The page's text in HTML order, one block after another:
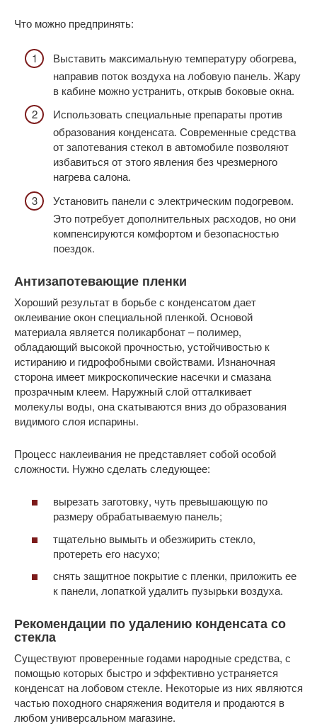
Что можно предпринять:
Выставить максимальную температуру обогрева,
направив поток воздуха на лобовую панель. Жару
в кабине можно устранить, открыв боковые окна.
Использовать специальные препараты против
образования конденсата. Современные средства
от запотевания стекол в автомобиле позволяют
избавиться от этого явления без чрезмерного
нагрева салона.
Установить панели с электрическим подогревом.
Это потребует дополнительных расходов, но они
компенсируются комфортом и безопасностью
поездок.
Антизапотевающие пленки
Хороший результат в борьбе с конденсатом дает
оклеивание окон специальной пленкой. Основой
материала является поликарбонат – полимер,
обладающий высокой прочностью, устойчивостью к
истиранию и гидрофобными свойствами. Изнаночная
сторона имеет микроскопические насечки и смазана
прозрачным клеем. Наружный слой отталкивает
молекулы воды, она скатываются вниз до образования
видимого слоя испарины.
Процесс наклеивания не представляет собой особой
сложности. Нужно сделать следующее:
вырезать заготовку, чуть превышающую по
размеру обрабатываемую панель;
тщательно вымыть и обезжирить стекло,
протереть его насухо;
снять защитное покрытие с пленки, приложить ее
к панели, лопаткой удалить пузырьки воздуха.
Рекомендации по удалению конденсата со
стекла
Существуют проверенные годами народные средства, с
помощью которых быстро и эффективно устраняется
конденсат на лобовом стекле. Некоторые из них являются
частью походного снаряжения водителя и продаются в
любом универсальном магазине.